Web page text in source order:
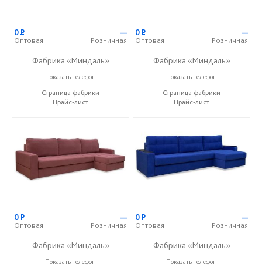
0Р
Оптовая
—
Розничная
Фабрика «Миндаль»
+7 (927) 630-62-82
Показать телефон
Страница фабрики
Прайс-лист
0Р
Оптовая
—
Розничная
Фабрика «Миндаль»
+7 (927) 630-62-82
Показать телефон
Страница фабрики
Прайс-лист
0Р
Оптовая
—
Розничная
Фабрика «Миндаль»
+7 (927) 630-62-82
Показать телефон
0Р
Оптовая
—
Розничная
Фабрика «Миндаль»
+7 (927) 630-62-82
Показать телефон